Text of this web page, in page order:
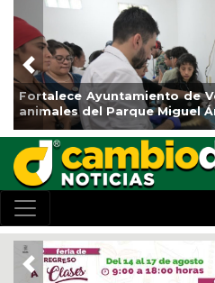
de Veracruz el cuidado de los
Ángel de Quevedo
Previous
Previous